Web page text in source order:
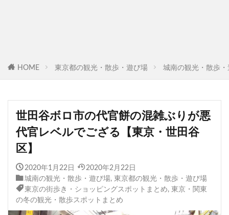
HOME 東京都の観光・散歩・遊び場 城南の観光・散歩
世田谷ボロ市の代官餅の混雑ぶりが悪
代官レベルでござる【東京・世田谷
区】
2020年1月22日
2020年2月22日
城南の観光・散歩・遊び場, 東京都の観光・散歩・遊び場
東京の街歩き・ショッピングスポットまとめ, 東京・関東
の冬の観光・散歩スポットまとめ